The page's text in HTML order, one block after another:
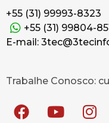
+55 (31) 99993-8323
+55 (31) 99804-
E-mail:
Trabalhe Conosco: